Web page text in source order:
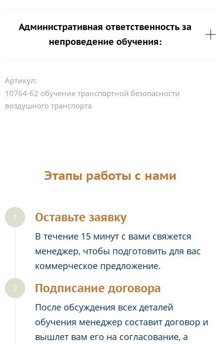
Административная ответственность за
непроведение обучения:
Артикул:
10764-62 обучение транспортной безопасности
воздушного транспорта
Этапы работы с нами
Оставьте заявку
В течение 15 минут с вами свяжется
менеджер, чтобы подготовить для вас
коммерческое предложение.
Подписание договора
После обсуждения всех деталей
обучения менеджер составит договор и
вышлет вам его на согласование, а